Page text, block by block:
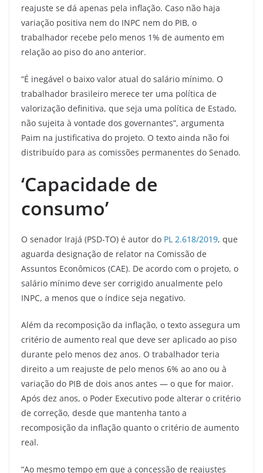
reajuste se dá apenas pela inflação. Caso não haja
variação positiva nem do INPC nem do PIB, o
trabalhador recebe pelo menos 1% de aumento em
relação ao piso do ano anterior.
“É inegável o baixo valor atual do salário mínimo. O
trabalhador brasileiro merece ter uma política de
valorização definitiva, que seja uma política de Estado,
não sujeita à vontade dos governantes”, argumenta
Paim na justificativa do projeto. O texto ainda não foi
distribuído para as comissões permanentes do Senado.
‘Capacidade de
consumo’
O senador Irajá (PSD-TO) é autor do PL 2.618/2019, que
aguarda designação de relator na Comissão de
Assuntos Econômicos (CAE). De acordo com o projeto, o
salário mínimo deve ser corrigido anualmente pelo
INPC, a menos que o índice seja negativo.
Além da recomposição da inflação, o texto assegura um
critério de aumento real que deve ser aplicado ao piso
durante pelo menos dez anos. O trabalhador teria
direito a um reajuste de pelo menos 6% ao ano ou à
variação do PIB de dois anos antes — o que for maior.
Após dez anos, o Poder Executivo pode alterar o critério
de correção, desde que mantenha tanto a
recomposição da inflação quanto o critério de aumento
real.
“Ao mesmo tempo em que a concessão de reajustes